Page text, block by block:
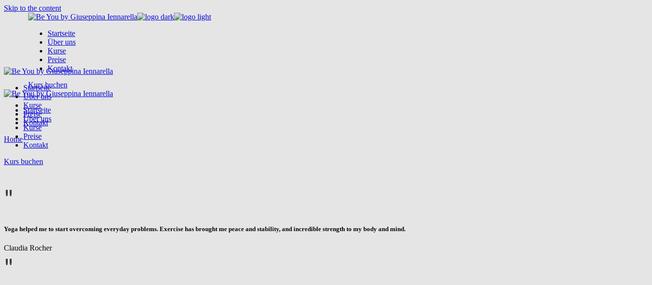
Skip to the content
Startseite
Über uns
Kurse
Preise
Kontakt
Kurs buchen
Startseite
Über uns
Kurse
Preise
Kontakt
Kurs buchen
Startseite
Über uns
Kurse
Preise
Kontakt
Home
"
Yoga helped me to start overcoming everyday problems. Exercise has brought me peace and stability, and incredible strength to my body and mind.
Claudia Rocher
"